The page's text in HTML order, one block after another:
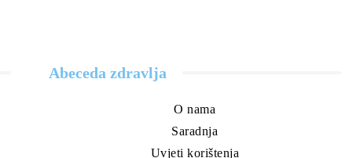
Abeceda zdravlja
O nama
Saradnja
Uvjeti korištenja